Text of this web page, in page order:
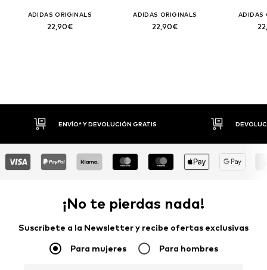
ADIDAS ORIGINALS
22,90€
ADIDAS ORIGINALS
22,90€
ADIDAS
DEVOLUCIONES HASTA 30 DÍAS
¡No te pierdas nada!
Suscríbete a la Newsletter y recibe ofertas exclusivas
Para mujeres Para hombres